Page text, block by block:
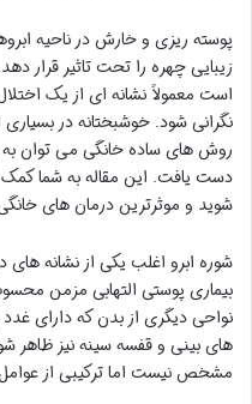
پوسته ریزی و خارش در ناحیه
زیبایی چهره را تحت تاثیر قرار
است معمولاً نشانه ای از یک
نگرانی شود. خوشبختانه در بسیاری
روش های ساده خانگی می توان
دست یافت. این مقاله به شما کمک
شوید و موثرترین درمان های
شوره ابرو اغلب یکی از نشانه
بیماری پوستی التهابی مزمن
نواحی دیگری از بدن که دارای
های بینی و قفسه سینه نیز ظاهر
مشخص نیست اما ترکیبی از